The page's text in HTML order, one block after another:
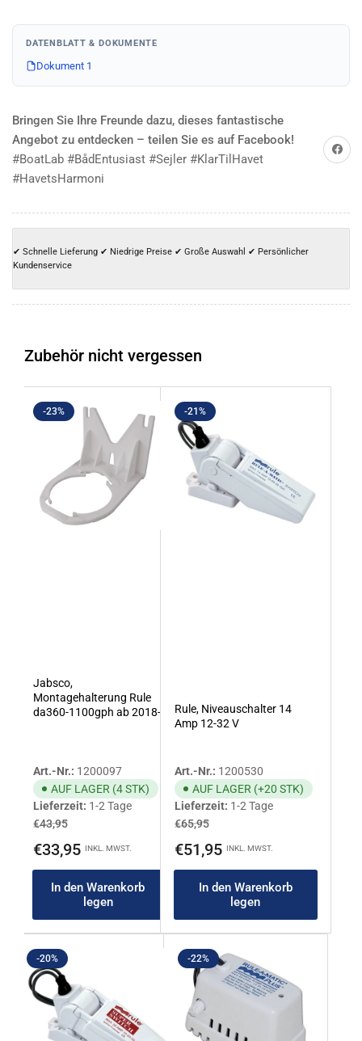
DATENBLATT & DOKUMENTE
Dokument 1
Bringen Sie Ihre Freunde dazu, dieses fantastische
Angebot zu entdecken – teilen Sie es auf Facebook!
#BoatLab #BådEntusiast #Sejler #KlarTilHavet
#HavetsHarmoni
Auf Facebook
✔ Schnelle Lieferung ✔ Niedrige Preise ✔ Große Auswahl ✔ Persönlicher
Kundenservice
Zubehör nicht vergessen
-23%
Jabsco,
Montagehalterung Rule
da360-1100gph ab 2018-
Art.-Nr.: 1200097
AUF LAGER (4 STK)
Lieferzeit: 1-2 Tage
Normaler
Preis
€43,95Ausverkaufspreis
€33,95 INKL. MWST.
In den Warenkorb
legen
-21%
Rule, Niveauschalter 14
Amp 12-32 V
Art.-Nr.: 1200530
AUF LAGER (+20 STK)
Lieferzeit: 1-2 Tage
Normaler
Preis
€65,95Ausverkaufspreis
€51,95 INKL. MWST.
In den Warenkorb
legen
-20% -22%